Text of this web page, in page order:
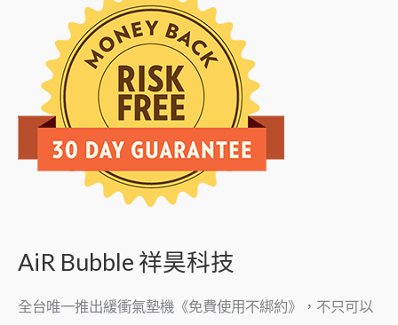
AiR Bubble 祥昊科技
全台唯一推出緩衝氣墊機《免費使用不綁約》，不只可以